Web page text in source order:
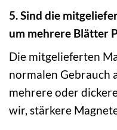
5. Sind die
um mehrere Blätter
Die mitgelieferten
normalen Gebrauch
mehrere oder
wir, stärkere